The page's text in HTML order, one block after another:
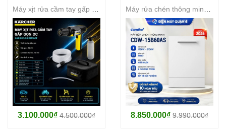
3.100.000₫ 4.500.000₫ 8.850.000₫ 9.990.000₫